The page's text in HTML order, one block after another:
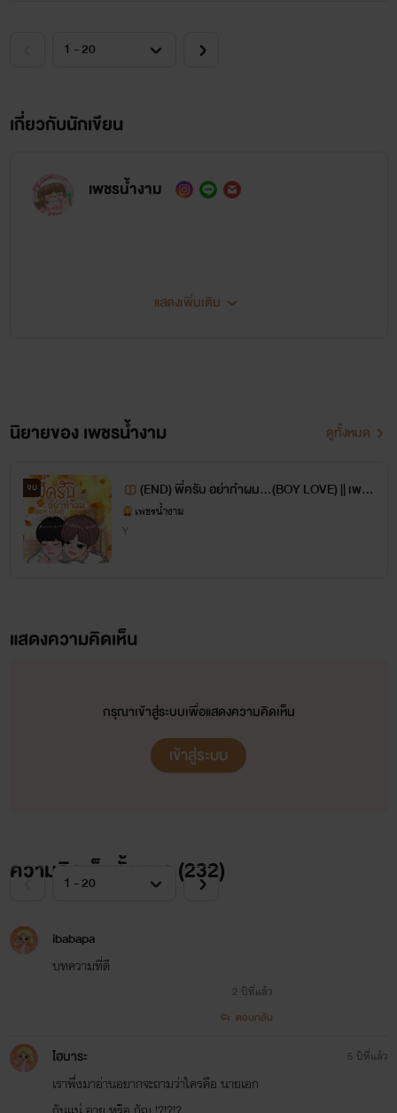
เกี่ยวกับนักเขียน
เพชรน้ำงาม
และก็ขอขอบคุณนักอ่าน ขอบคุณทุกคนที่สนับสนุน คอม
เม้นต์ เป็นกำลังใจให้เรานะคะ ขอบคุณมากๆ จริงๆ อยาก
แสดงเพิ่มเติม
นิยายของ เพชรน้ำงาม ดูทั้งหมด
จบ
(END) พี่ครับ อย่าทำผม...(BOY LOVE) || เพชร
น้ำงาม ||
เพชรน้ำงาม
Y
แสดงความคิดเห็น
กรุณาเข้าสู่ระบบเพื่อแสดงความคิดเห็น
เข้าสู่ระบบ
ความคิดเห็นทั้งหมด (232)
ibabapa
บทความที่ดี
2 ปีที่แล้ว
ตอบกลับ
ไฮบาระ
เราพึ่งมาอ่านอยากจะถามว่าใครคือ นายเอก
5 ปีที่แล้ว